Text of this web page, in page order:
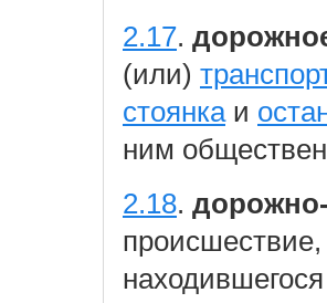
2.17.
(или)
стоянка и
ним
2.18.